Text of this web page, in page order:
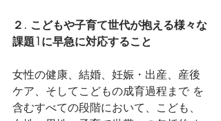
２. こどもや子育て世代が抱える様々な
課題1に早急に対応すること
女性の健康、結婚、妊娠・出産、産後
ケア、そしてこどもの成育過程まで を
含むすべての段階において、こども、